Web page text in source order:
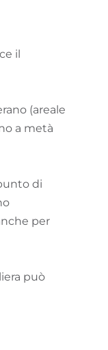
il
(areale
a metà
di
per
può